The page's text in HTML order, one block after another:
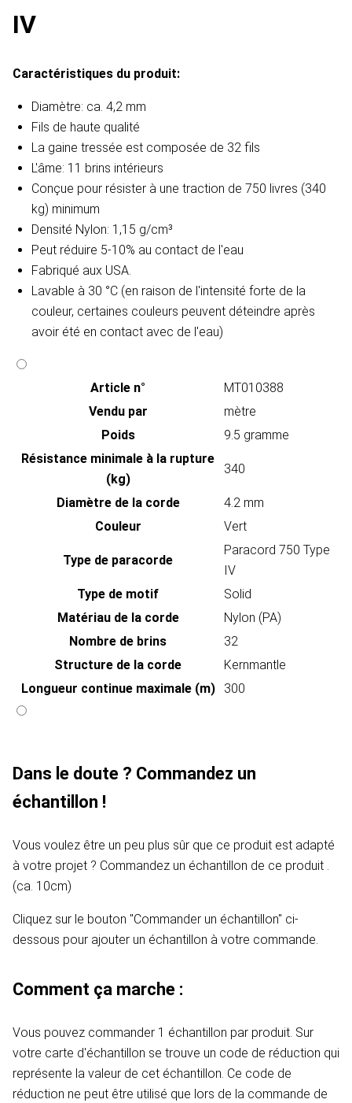
IV
Caractéristiques du produit:
Diamètre: ca. 4,2 mm
Fils de haute qualité
La gaine tressée est composée de 32 fils
L'âme: 11 brins intérieurs
Conçue pour résister à une traction de 750 livres (340
kg) minimum
Densité Nylon: 1,15 g/cm³
Peut réduire 5-10% au contact de l'eau
Fabriqué aux USA.
Lavable à 30 °C (en raison de l'intensité forte de la
couleur, certaines couleurs peuvent déteindre après
avoir été en contact avec de l'eau)
Article n°
MT010388
Vendu par
mètre
Poids
9.5 gramme
Résistance minimale à la rupture
(kg)
340
Diamètre de la corde
4.2 mm
Couleur
Vert
Type de paracorde
Paracord 750 Type
IV
Type de motif
Solid
Matériau de la corde
Nylon (PA)
Nombre de brins
32
Structure de la corde
Kernmantle
Longueur continue maximale (m)
300
Dans le doute ? Commandez un
échantillon !
Vous voulez être un peu plus sûr que ce produit est adapté
à votre projet ? Commandez un échantillon de ce produit .
(ca. 10cm)
Cliquez sur le bouton "Commander un échantillon" ci-
dessous pour ajouter un échantillon à votre commande.
Comment ça marche :
Vous pouvez commander 1 échantillon par produit. Sur
votre carte d'échantillon se trouve un code de réduction qui
représente la valeur de cet échantillon. Ce code de
réduction ne peut être utilisé que lors de la commande de